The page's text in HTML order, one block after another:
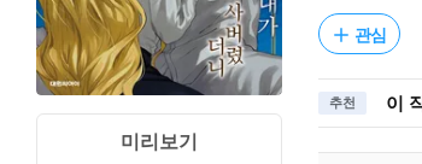
미리보기
관심
추천 이